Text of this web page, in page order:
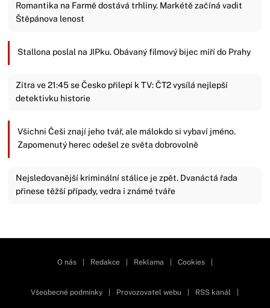
Romantika na Farmě dostává trhliny. Markétě začíná vadit
Štěpánova lenost
Stallona poslal na JIPku. Obávaný filmový bijec míří do Prahy
Zítra ve 21:45 se Česko přilepí k TV: ČT2 vysílá nejlepší
detektivku historie
Všichni Češi znají jeho tvář, ale málokdo si vybaví jméno.
Zapomenutý herec odešel ze světa dobrovolně
Nejsledovanější kriminální stálice je zpět. Dvanáctá řada
přinese těžší případy, vedra i známé tváře
O nás Redakce Reklama Cookies
Všeobecné podmínky Provozovatel webu RSS kanál